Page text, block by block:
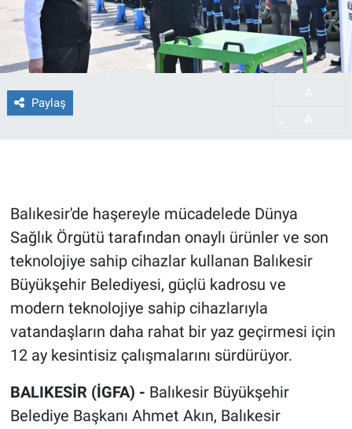
Paylaş
Balıkesir'de haşereyle mücadelede Dünya
Sağlık Örgütü tarafından onaylı ürünler ve son
teknolojiye sahip cihazlar kullanan Balıkesir
Büyükşehir Belediyesi, güçlü kadrosu ve
modern teknolojiye sahip cihazlarıyla
vatandaşların daha rahat bir yaz geçirmesi için
12 ay kesintisiz çalışmalarını sürdürüyor.
BALIKESİR (İGFA) - Balıkesir Büyükşehir
Belediye Başkanı Ahmet Akın, Balıkesir